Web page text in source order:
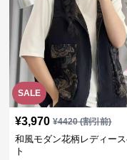
SALE
¥3,970 ¥4420(割引前)
和風モダン花柄レディー
ト